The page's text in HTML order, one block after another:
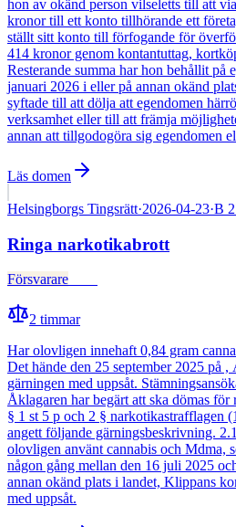
hon av okänd person vilseletts till att
kronor till ett konto tillhörande ett
ställt sitt konto till förfogande för
414 kronor genom kontantuttag,
Resterande summa har hon behållit på
januari 2026 i eller på annan okänd
syftade till att dölja att egendomen
verksamhet eller till att främja
annan att tillgodogöra sig egendomen
Läs domen
Helsingborgs Tingsrätt·2026-04-23·B
Ringa narkotikabrott
Försvarare
2 timmar
Har olovligen innehaft 0,84 gram
Det hände den 25 september 2025 på
gärningen med uppsåt.
Åklagaren har begärt att ska dömas
§ 1 st 5 p och 2 § narkotikastrafflagen
angett följande gärningsbeskrivning.
olovligen använt cannabis och Mdma,
någon gång mellan den 16 juli 2025
annan okänd plats i landet, Klippans
med uppsåt.